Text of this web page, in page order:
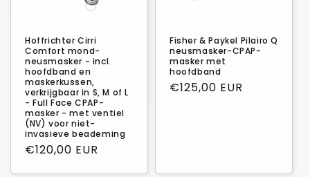
Hoffrichter Cirri
Comfort mond-
neusmasker - incl.
hoofdband en
maskerkussen,
verkrijgbaar in S, M of L
- Full Face CPAP-
masker - met ventiel
(NV) voor niet-
invasieve beademing
Normale
€120,00 EUR
Fisher & Paykel Pilairo Q
neusmasker-CPAP-
masker met
hoofdband
Normale
€125,00 EUR